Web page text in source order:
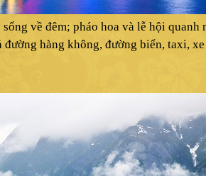
về đêm; pháo hoa và lễ hội
hàng không, đường biển, taxi,